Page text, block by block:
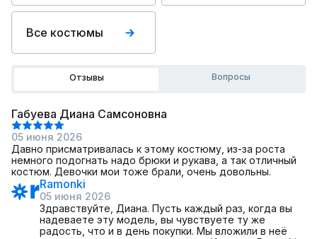
Все костюмы
Отзывы Вопросы
Габуева Диана Самсоновна
05 июня 2026
Давно присматривалась к этому костюму, из-за роста
немного подогнать надо брюки и рукава, а так отличный
костюм. Девочки мои тоже брали, очень довольны.
Ramonki
05 июня 2026
Здравствуйте, Диана. Пусть каждый раз, когда вы
надеваете эту модель, вы чувствуете ту же
радость, что и в день покупки. Мы вложили в неё